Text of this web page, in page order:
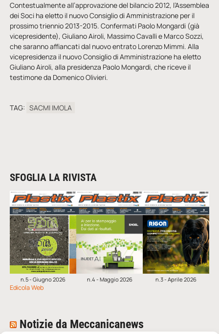
Contestualmente all’approvazione del bilancio 2012, l’Assemblea
dei Soci ha eletto il nuovo Consiglio di Amministrazione per il
prossimo triennio 2013-2015. Confermati Paolo Mongardi (già
vicepresidente), Giuliano Airoli, Massimo Cavalli e Marco Sozzi,
che saranno affiancati dal nuovo entrato Lorenzo Mimmi. Alla
vicepresidenza il nuovo Consiglio di Amministrazione ha eletto
Giuliano Airoli, alla presidenza Paolo Mongardi, che riceve il
testimone da Domenico Olivieri.
TAG: SACMI IMOLA
SFOGLIA LA RIVISTA
n.5 - Giugno 2026 n.4 - Maggio 2026 n.3 - Aprile 2026
Edicola Web
Notizie da Meccanicanews